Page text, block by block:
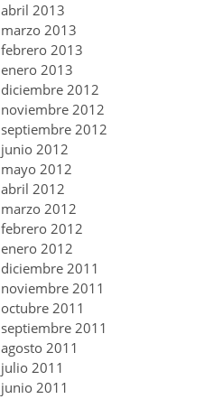
abril 2013
marzo 2013
febrero 2013
enero 2013
diciembre 2012
noviembre 2012
septiembre 2012
junio 2012
mayo 2012
abril 2012
marzo 2012
febrero 2012
enero 2012
diciembre 2011
noviembre 2011
octubre 2011
septiembre 2011
agosto 2011
julio 2011
junio 2011